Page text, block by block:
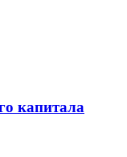
капитала